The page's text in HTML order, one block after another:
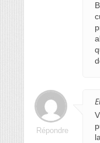
Répondre